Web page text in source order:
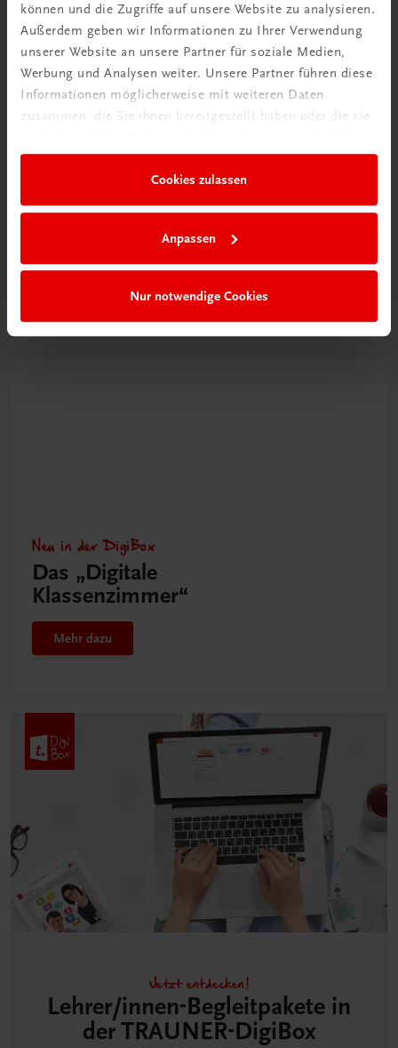
können und die Zugriffe auf unsere Website zu analysieren.
Außerdem geben wir Informationen zu Ihrer Verwendung
unserer Website an unsere Partner für soziale Medien,
Werbung und Analysen weiter. Unsere Partner führen diese
Informationen möglicherweise mit weiteren Daten
zusammen, die Sie ihnen bereitgestellt haben oder die sie
Cookies zulassen
Anpassen
Nur notwendige Cookies
Neu in der DigiBox
Das „Digitale
Klassenzimmer“
Mehr dazu
Jetzt entdecken!
Lehrer/innen-Begleitpakete in
der TRAUNER-DigiBox